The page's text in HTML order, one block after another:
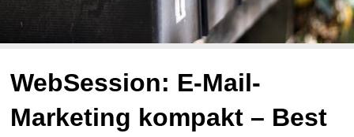
WebSession: E-Mail-
Marketing kompakt – Best